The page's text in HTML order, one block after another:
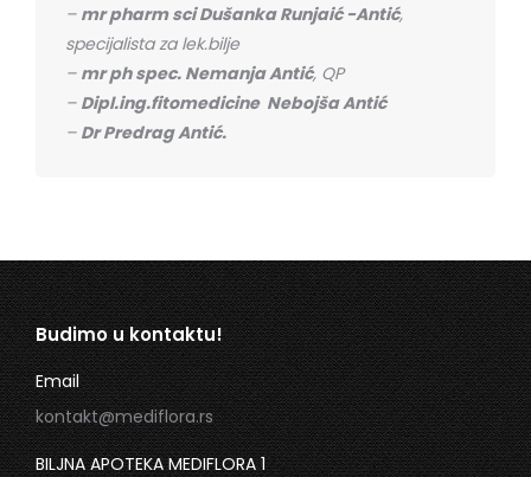
– mr pharm sci Dušanka Runjaić -Antić,
specijalista za lek.bilje
– mr ph spec. Nemanja Antić, QP
– Dipl.ing.fitomedicine Nebojša Antić
– Dr Predrag Antić.
Budimo u kontaktu!
Email
kontakt@mediflora.rs
BILJNA APOTEKA MEDIFLORA 1